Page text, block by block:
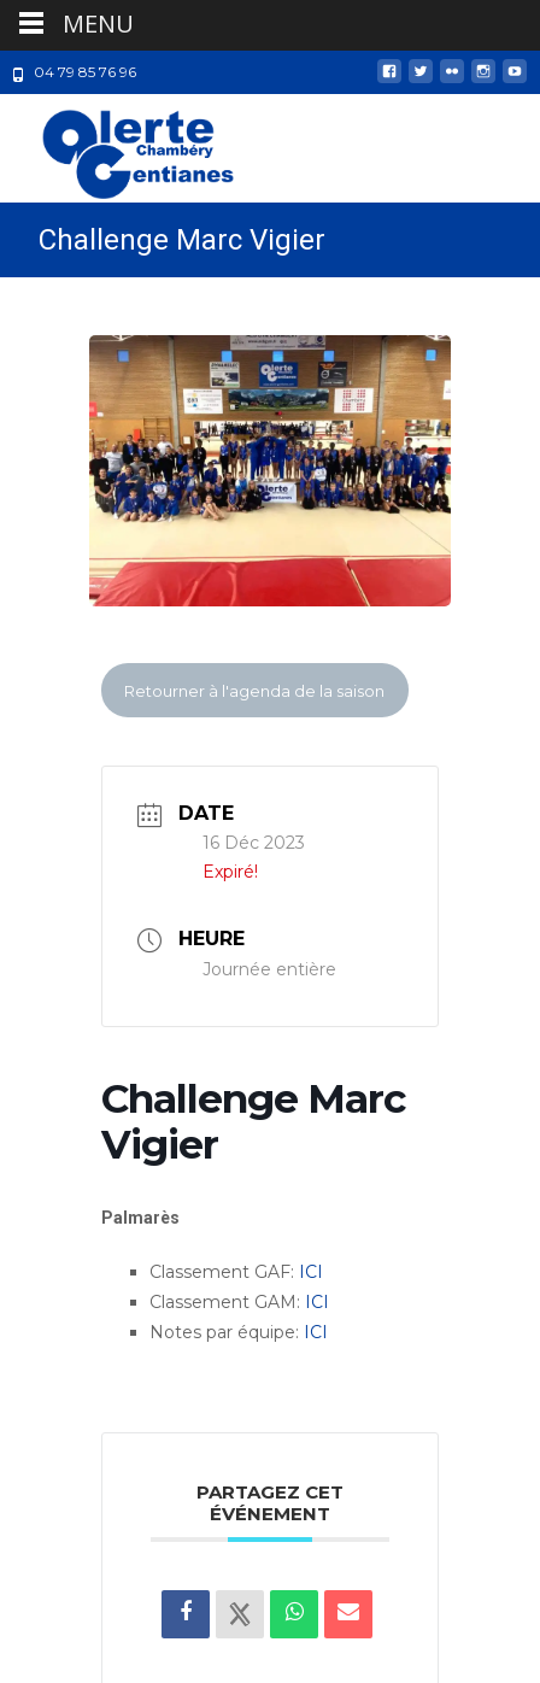
04 79 85 76 96
Challenge Marc Vigier
Retourner à l'agenda de la saison
DATE
16 Déc 2023
Expiré!
HEURE
Journée entière
Challenge Marc
Vigier
Palmarès
Classement GAF:
ICI
Classement GAM: ICI
Notes par équipe:
ICI
PARTAGEZ CET
ÉVÉNEMENT
MENU